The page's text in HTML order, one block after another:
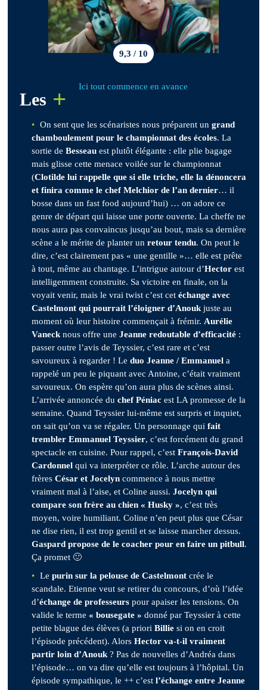
9,3 / 10
Ici tout commence en avance
Les +
On sent que les scénaristes nous préparent ungrand
chamboulement pour le championnat des écoles. La
sortie deBesseau est plutôt élégante : elle plie bagage
mais glisse cette menace voilée sur le championnat
(Clotilde lui rappelle que si elle triche, elle la dénoncera
et finira comme le chef Melchior de l’an dernier… il
bosse dans un fast food aujourd’hui) … on adore ce
genre de départ qui laisse une porte ouverte. La cheffe ne
nous aura pas convaincus jusqu’au bout, mais sa dernière
scène a le mérite de planter unretour tendu. On peut le
dire, c’est clairement pas « une gentille »… elle est prête
à tout, même au chantage. L’intrigue autour d’Hector est
intelligemment construite. Sa victoire en finale, on la
voyait venir, mais le vrai twist c’est cetéchange avec
Castelmont qui pourrait l’éloigner d’Anoukjuste au
moment où leur histoire commençait à frémir.Aurélie
Vanecknous offre uneJeanne redoutable d’efficacité :
passer outre l’avis de Teyssier, c’est rare et c’est
savoureux à regarder ! Leduo Jeanne / Emmanuel a
rappelé un peu le piquant avec Antoine, c’était vraiment
savoureux. On espère qu’on aura plus de scènes ainsi.
L’arrivée annoncée duchef Péniac est LA promesse de la
semaine. Quand Teyssier lui-même est surpris et inquiet,
on sait qu’on va se régaler. Un personnage quifait
trembler Emmanuel Teyssier, c’est forcément du grand
spectacle en cuisine. Pour rappel, c’estFrançois-David
Cardonnel qui va interpréter ce rôle. L’arche autour des
frèresCésar et Jocelyn commence à nous mettre
vraiment mal à l’aise, et Coline aussi.Jocelyn qui
compare son frère au chien « Husky », c’est très
moyen, voire humiliant. Coline n’en peut plus que César
ne dise rien, il est trop gentil et se laisse marcher dessus.
Gaspard propose de le coacher pour en faire un pitbull.
Ça promet 🙂
Lepurin sur la pelouse de Castelmont crée le
scandale. Etienne veut se retirer du concours, d’où l’idée
d’échange de professeurs pour apaiser les tensions. On
valide le terme« bousegate » donné par Teyssier à cette
petite blague des élèves (a prioriBillie si on en croit
l’épisode précédent). AlorsHector va-t-il vraiment
partir loin d’Anouk? Pas de nouvelles d’Andréa dans
l’épisode… on va dire qu’elle est toujours à l’hôpital. Un
épisode sympathique, le ++ c’estl’échange entre Jeanne